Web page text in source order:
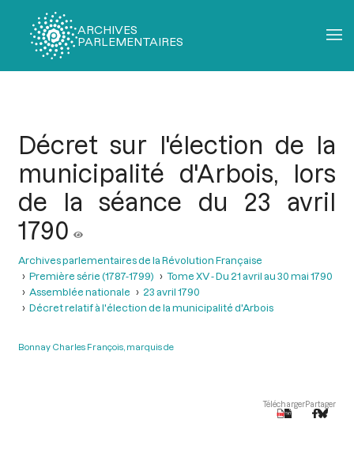
ARCHIVES
PARLEMENTAIRES
Décret sur l'élection de la
municipalité d'Arbois, lors
de la séance du 23 avril
1790
Archives parlementaires de la Révolution Française
Première série (1787-1799)
Tome XV - Du 21 avril au 30 mai 1790
Assemblée nationale
23 avril 1790
Décret relatif à l'élection de la municipalité d'Arbois
Bonnay Charles François, marquis de
TéléchargerPartager